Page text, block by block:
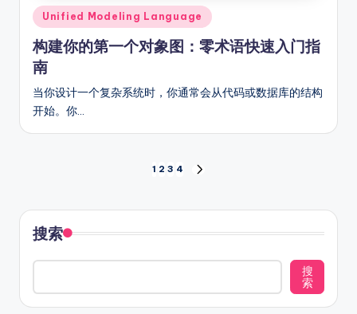
Posted
in
Unified Modeling Language
构建你的第一个对象图：零术语快速入门指
南
当你设计一个复杂系统时，你通常会从代码或数据库的结构
开始。你…
章
分
页
1 2 3 4
搜索
搜
索